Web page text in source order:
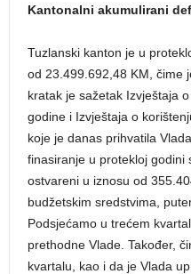
Kantonalni akumulirani
Tuzlanski kanton je u
od 23.499.692,48 KM, čime
kratak je sažetak Izvještaja
godine i Izvještaja o
koje je danas prihvatila
finasiranje u protekloj godini
ostvareni u iznosu od
budžetskim sredstvima,
Podsjećamo u trećem
prethodne Vlade. Također,
kvartalu, kao i da je Vlada